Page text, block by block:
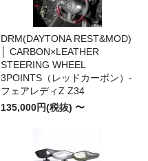
DRM(DAYTONA REST&MOD)
│ CARBON×LEATHER
STEERING WHEEL
3POINTS（レッドカーボン）-
フェアレディZ Z34
135,000円(税抜) 〜